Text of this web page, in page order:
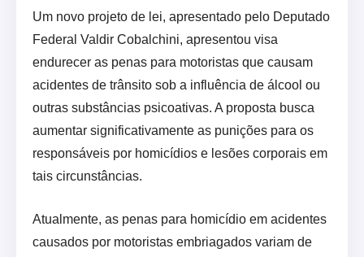
Um novo projeto de lei, apresentado pelo Deputado
Federal Valdir Cobalchini, apresentou visa
endurecer as penas para motoristas que causam
acidentes de trânsito sob a influência de álcool ou
outras substâncias psicoativas. A proposta busca
aumentar significativamente as punições para os
responsáveis por homicídios e lesões corporais em
tais circunstâncias.
Atualmente, as penas para homicídio em acidentes
causados por motoristas embriagados variam de